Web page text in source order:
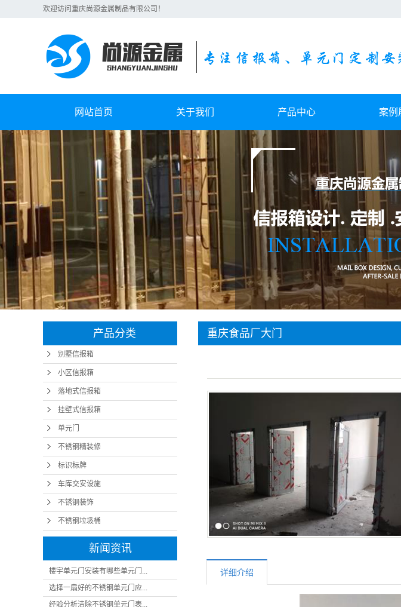
欢迎访问重庆尚源金属制品有限公司！
网站首页 关于我们
公司简介
联系我们
产品中心
小区信报箱
落地式信报箱
挂壁式信报箱
不锈钢精装修
标识标牌
车库交安设施
不锈钢装饰
不锈钢垃圾桶
案例
设备展
产品分类
别墅信报箱
小区信报箱
落地式信报箱
挂壁式信报箱
单元门
不锈钢精装修
标识标牌
车库交安设施
不锈钢装饰
不锈钢垃圾桶
新闻资讯
楼宇单元门安装有哪些单元门...
选择一扇好的不锈钢单元门应...
经验分析清除不锈钢单元门表...
重庆食品厂大门
详细介绍